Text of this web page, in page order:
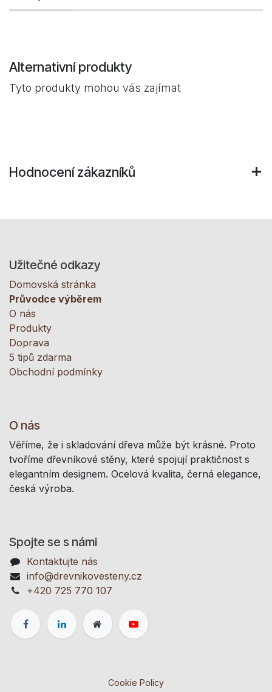
Alternativní produkty
Tyto produkty mohou vás zajímat
Hodnocení zákazníků
Užitečné odkazy
Domovská stránka
Průvodce výběrem
O nás
Produkty
Doprava
5 tipů zdarma
Obchodní podmínky
O nás
Věříme, že i skladování dřeva může být krásné. Proto
tvoříme dřevníkové stěny, které spojují praktičnost s
elegantním designem. Ocelová kvalita, černá elegance,
česká výroba.
Spojte se s námi
Kontaktujte nás
info@drevnikovesteny.cz
+420 725 770 107
Cookie Policy